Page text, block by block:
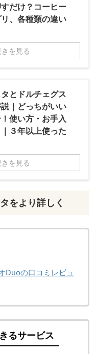
だけ？コーヒー
、各種類の違い
を見る
タとドルチェグス
｜どっちがいい
使い方・お手入
３年以上使った
を見る
をより詳しく
Duoの口コミレビュ
るサービス